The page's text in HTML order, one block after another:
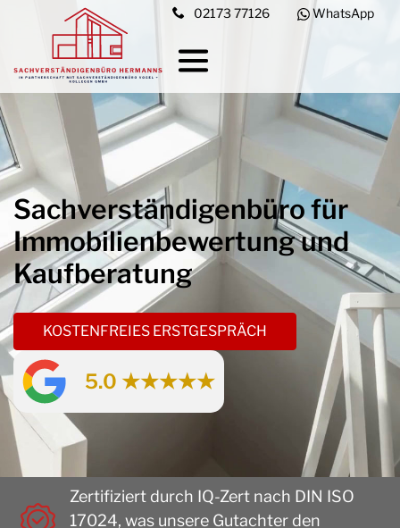
02173 77126 WhatsApp
Sachverständigenbüro für
Immobilien­bewertung und
Kaufberatung
KOSTENFREIES ERSTGESPRÄCH
5.0 ★★★★★
Zertifiziert durch IQ-Zert nach DIN ISO
17024, was unsere Gutachter den